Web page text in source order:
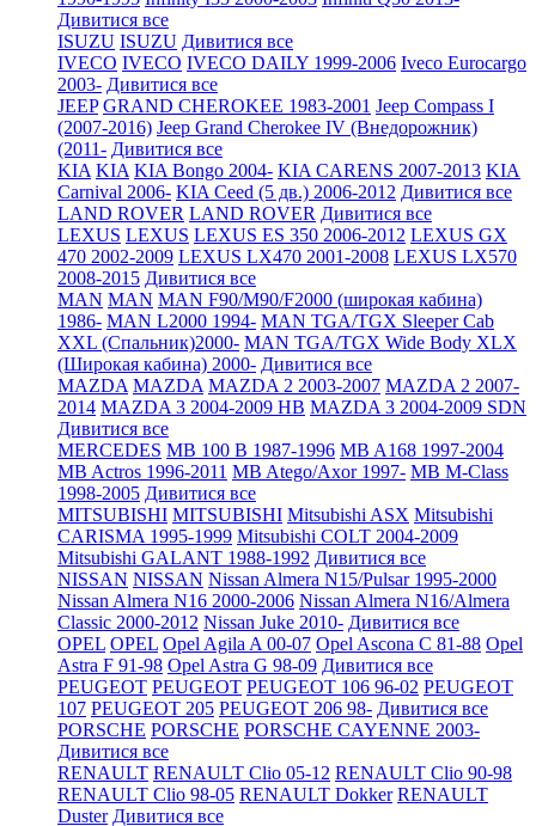
Дивитися все
ISUZU ISUZU Дивитися все
IVECO IVECO IVECO DAILY 1999-2006 Iveco Eurocargo
2003- Дивитися все
JEEP GRAND CHEROKEE 1983-2001 Jeep Compass I
(2007-2016) Jeep Grand Cherokee IV (Внедорожник)
(2011- Дивитися все
KIA KIA KIA Bongo 2004- KIA CARENS 2007-2013 KIA
Carnival 2006- KIA Ceed (5 дв.) 2006-2012 Дивитися все
LAND ROVER LAND ROVER Дивитися все
LEXUS LEXUS LEXUS ES 350 2006-2012 LEXUS GX
470 2002-2009 LEXUS LX470 2001-2008 LEXUS LX570
2008-2015 Дивитися все
MAN MAN MAN F90/M90/F2000 (широкая кабина)
1986- MAN L2000 1994- MAN TGA/TGX Sleeper Cab
XXL (Спальник)2000- MAN TGA/TGX Wide Body XLX
(Широкая кабина) 2000- Дивитися все
MAZDA MAZDA MAZDA 2 2003-2007 MAZDA 2 2007-
2014 MAZDA 3 2004-2009 HB MAZDA 3 2004-2009 SDN
Дивитися все
MERCEDES MB 100 B 1987-1996 MB A168 1997-2004
MB Actros 1996-2011 MB Atego/Axor 1997- MB M-Class
1998-2005 Дивитися все
MITSUBISHI MITSUBISHI Mitsubishi ASX Mitsubishi
CARISMA 1995-1999 Mitsubishi COLT 2004-2009
Mitsubishi GALANT 1988-1992 Дивитися все
NISSAN NISSAN Nissan Almera N15/Pulsar 1995-2000
Nissan Almera N16 2000-2006 Nissan Almera N16/Almera
Classic 2000-2012 Nissan Juke 2010- Дивитися все
OPEL OPEL Opel Agila A 00-07 Opel Ascona C 81-88 Opel
Astra F 91-98 Opel Astra G 98-09 Дивитися все
PEUGEOT PEUGEOT PEUGEOT 106 96-02 PEUGEOT
107 PEUGEOT 205 PEUGEOT 206 98- Дивитися все
PORSCHE PORSCHE PORSCHE CAYENNE 2003-
Дивитися все
RENAULT RENAULT Clio 05-12 RENAULT Clio 90-98
RENAULT Clio 98-05 RENAULT Dokker RENAULT
Duster Дивитися все